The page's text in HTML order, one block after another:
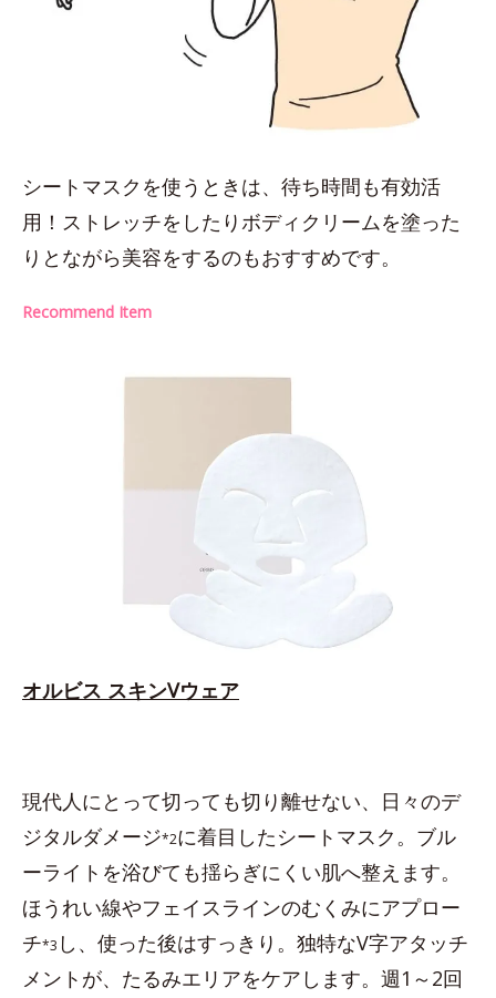
シートマスクを使うときは、待ち時間も有効活
用！ストレッチをしたりボディクリームを塗った
りとながら美容をするのもおすすめです。
Recommend Item
オルビス スキンVウェア
現代人にとって切っても切り離せない、日々のデ
ジタルダメージ*2に着目したシートマスク。ブル
ーライトを浴びても揺らぎにくい肌へ整えます。
ほうれい線やフェイスラインのむくみにアプロー
チ*3 し、使った後はすっきり。独特なV字アタッチ
メントが、たるみエリアをケアします。週1～2回